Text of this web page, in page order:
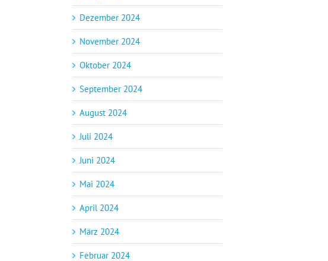
Dezember 2024
November 2024
Oktober 2024
September 2024
August 2024
Juli 2024
Juni 2024
Mai 2024
April 2024
März 2024
Februar 2024